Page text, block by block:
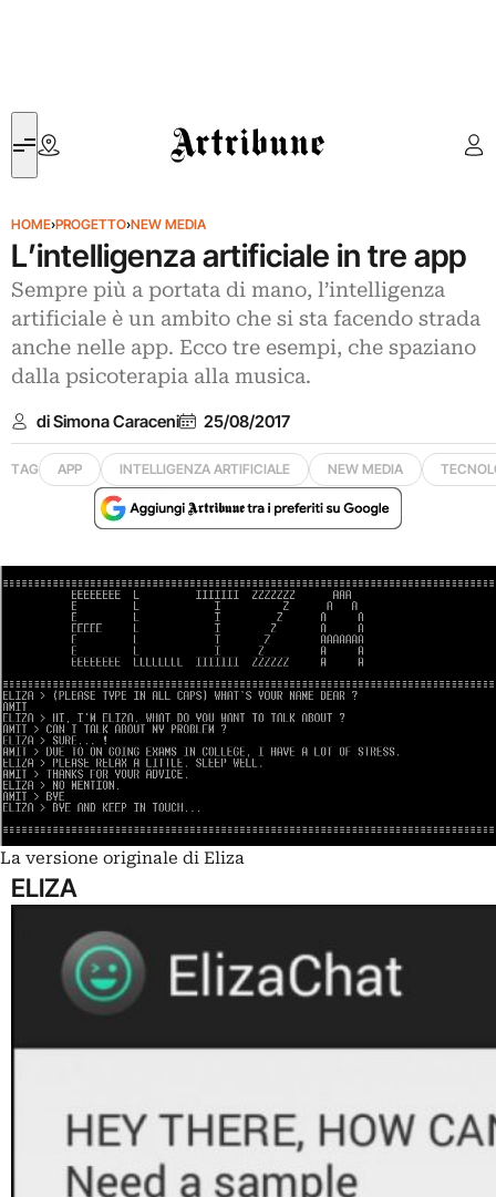
Artribune
HOME›PROGETTO›NEW MEDIA
L’intelligenza artificiale in tre app
Sempre più a portata di mano, l’intelligenza
artificiale è un ambito che si sta facendo strada
anche nelle app. Ecco tre esempi, che spaziano
dalla psicoterapia alla musica.
di Simona Caraceni 25/08/2017
TAG APP INTELLIGENZA ARTIFICIALE NEW MEDIA
La versione originale di Eliza
ELIZA